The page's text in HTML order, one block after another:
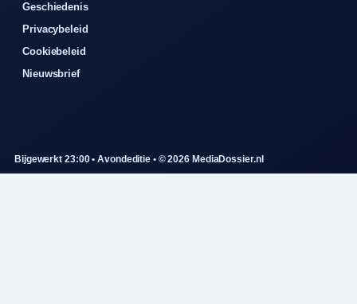
Geschiedenis
Privacybeleid
Cookiebeleid
Nieuwsbrief
Bijgewerkt 23:00 • Avondeditie • © 2026 MediaDossier.nl